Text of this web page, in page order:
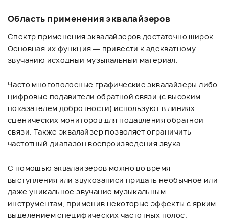
Область применения эквалайзеров
Спектр применения эквалайзеров достаточно широк.
Основная их функция — привести к адекватному
звучанию исходный музыкальный материал.
Часто многополосные графические эквалайзеры либо
цифровые подавители обратной связи (с высоким
показателем добротности) используют в линиях
сценических мониторов для подавления обратной
связи. Также эквалайзер позволяет ограничить
частотный диапазон воспроизведения звука.
С помощью эквалайзеров можно во время
выступления или звукозаписи придать необычное или
даже уникальное звучание музыкальным
инструментам, применив некоторые эффекты с ярким
выделением специфических частотных полос.